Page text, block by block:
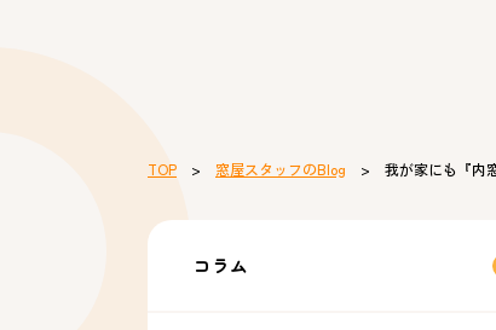
TOP > 窓屋スタッフのBlog > 我が家にも『内窓
コラム